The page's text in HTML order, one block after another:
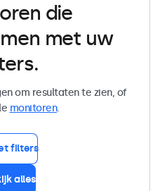
die
met uw
om resultaten te zien, of
monitoren.
filters
alles